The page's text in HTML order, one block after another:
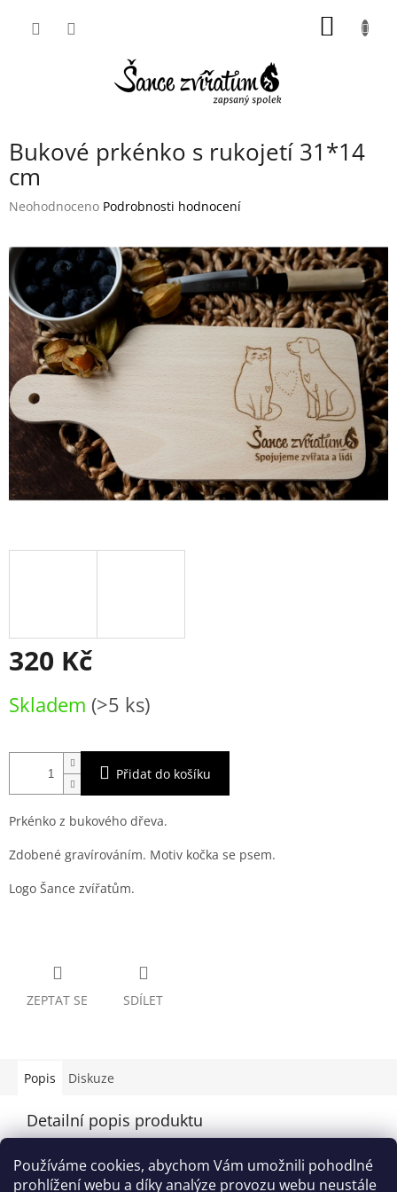
Používáme cookies, abychom Vám umožnili pohodlné
prohlížení webu a díky analýze provozu webu neustále
Bukové prkénko s rukojetí 31*14
cm
Průměrné
je
0,0
z
5
hvězdiček.
Neohodnoceno Podrobnosti hodnocení
320 Kč
cena:
Skladem (>5 ks)
Přidat do košíku
Prkénko z bukového dřeva.
Zdobené gravírováním. Motiv kočka se psem.
Logo Šance zvířatům.
ZEPTAT SE SDÍLET
Popis Diskuze
Detailní popis produktu